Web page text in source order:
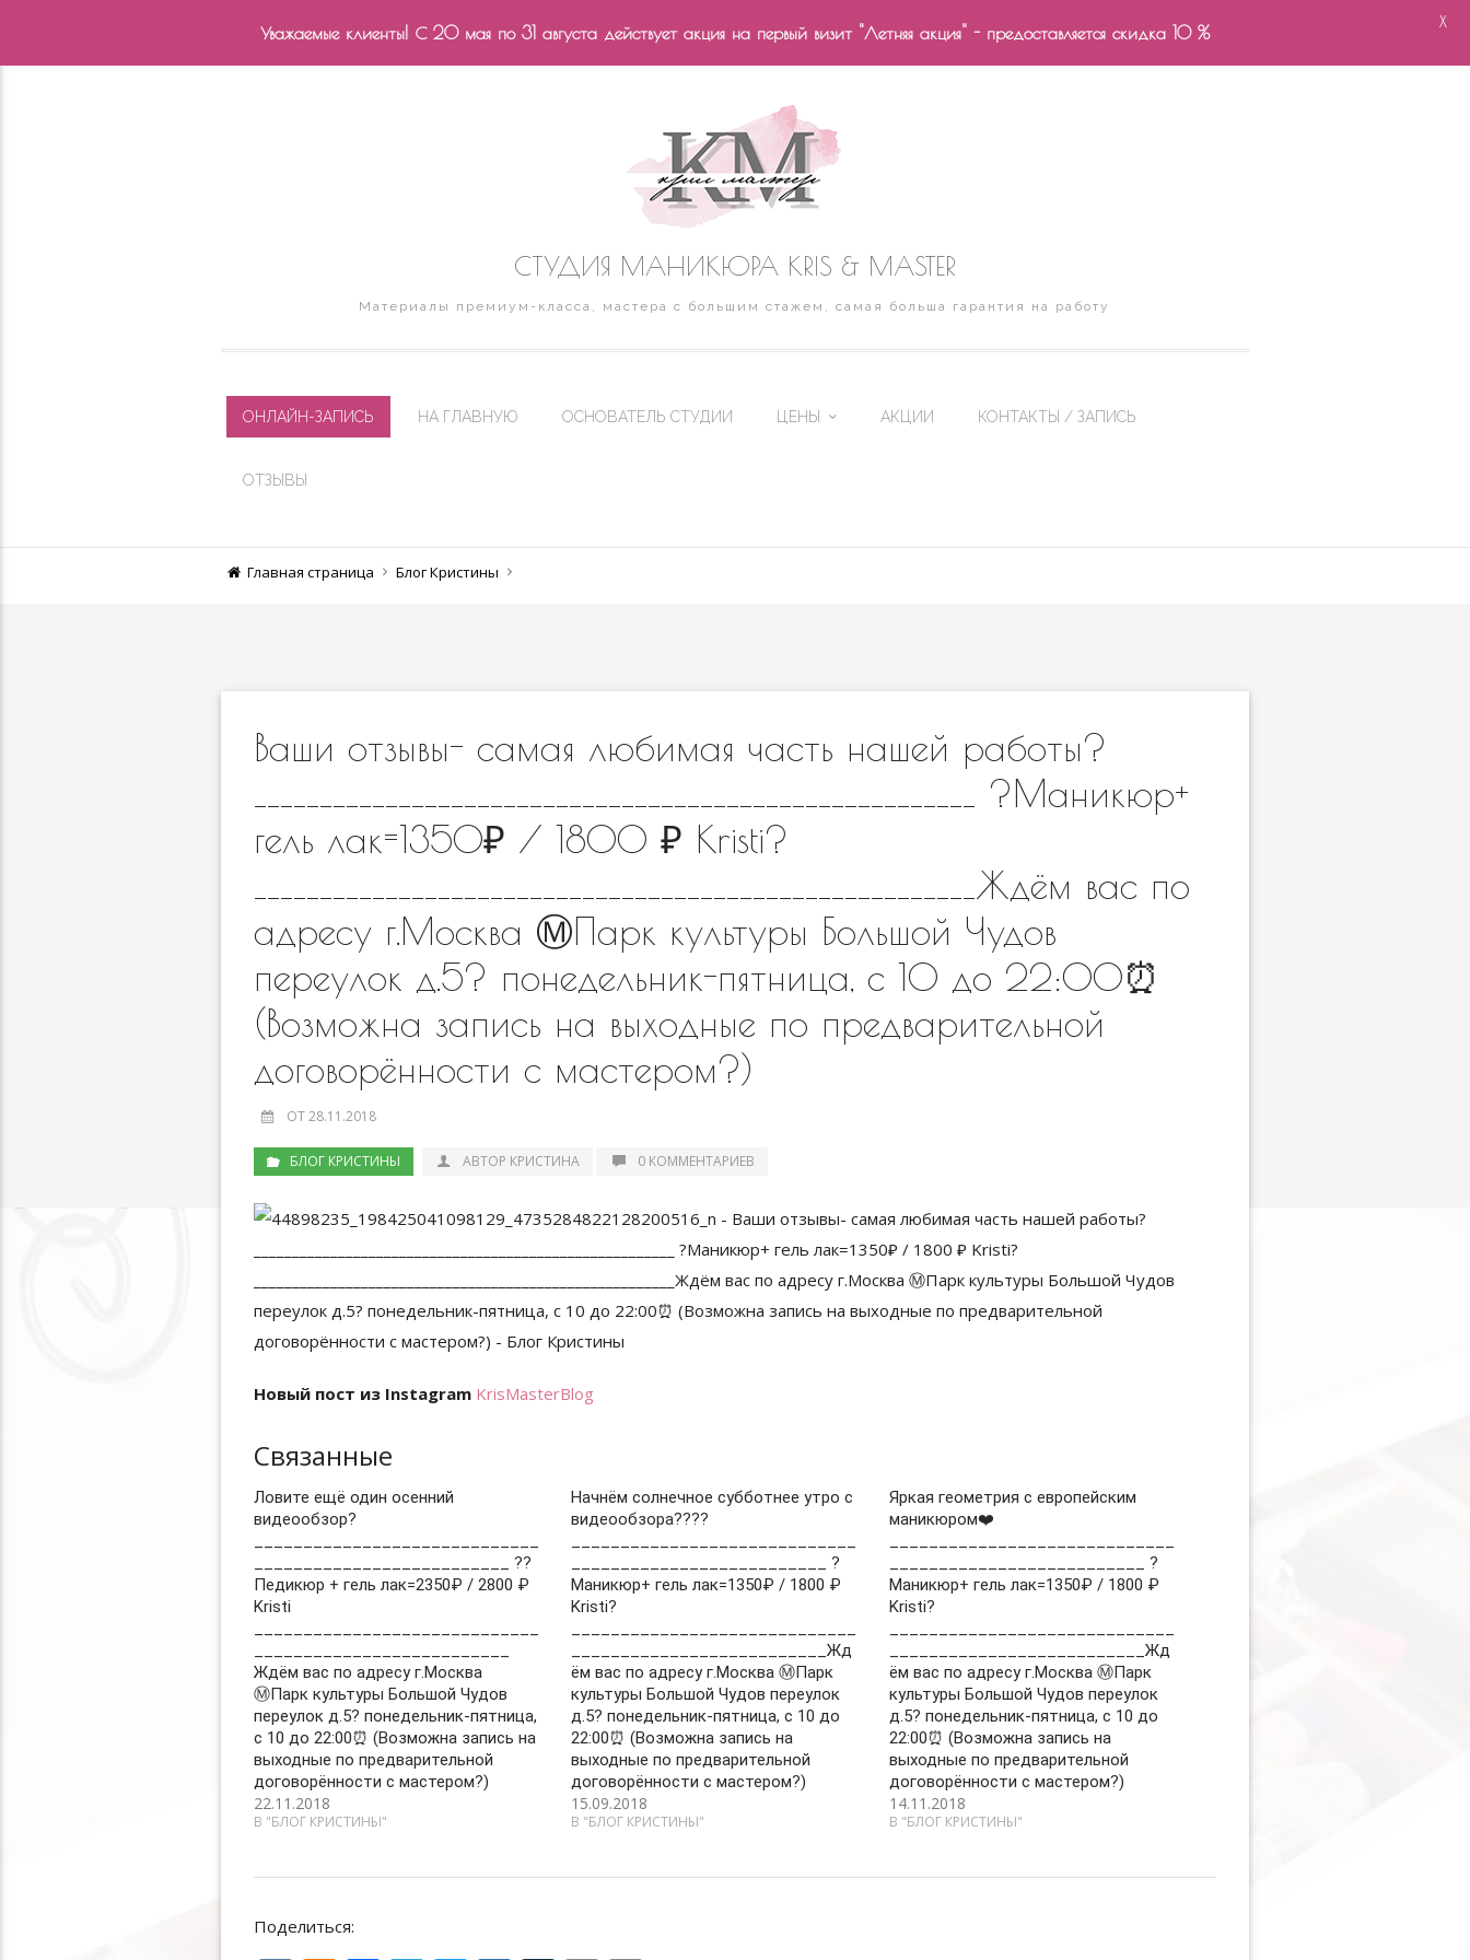
СТУДИЯ МАНИКЮРА KRIS & MASTER
Материалы премиум-класса, мастера с большим стажем, самая больша гарантия на работу
ОНЛАЙН-ЗАПИСЬ НА ГЛАВНУЮ ОСНОВАТЕЛЬ СТУДИИ ЦЕНЫ АКЦИИ КОНТАКТЫ / ЗАПИСЬ
ОТЗЫВЫ
Главная страница Блог Кристины
Ваши отзывы- самая любимая часть нашей работы?
_______________________________________________________ ?Маникюр+
гель лак=1350₽ / 1800 ₽ Kristi?
_______________________________________________________Ждём вас по
адресу г.Москва Ⓜ️Парк культуры Большой Чудов
переулок д.5? понедельник-пятница, с 10 до 22:00⏰
(Возможна запись на выходные по предварительной
договорённости с мастером?)
ОТ 28.11.2018
БЛОГ КРИСТИНЫ АВТОР КРИСТИНА 0 КОММЕНТАРИЕВ
Новый пост из Instagram KrisMasterBlog
Связанные
Ловите ещё один осенний
видеообзор?
__________________________ ??
Педикюр + гель лак=2350₽ / 2800 ₽
Kristi
Ждём вас по адресу г.Москва
Ⓜ️Парк культуры Большой Чудов
переулок д.5? понедельник-пятница,
с 10 до 22:00⏰ (Возможна запись на
выходные по предварительной
договорённости с мастером?)
22.11.2018
В "БЛОГ КРИСТИНЫ"
Начнём солнечное субботнее утро с
видеообзора????
__________________________ ?
Маникюр+ гель лак=1350₽ / 1800 ₽
Kristi?
__________________________Жд
ём вас по адресу г.Москва Ⓜ️Парк
культуры Большой Чудов переулок
д.5? понедельник-пятница, с 10 до
22:00⏰ (Возможна запись на
выходные по предварительной
договорённости с мастером?)
15.09.2018
В "БЛОГ КРИСТИНЫ"
Яркая геометрия с европейским
маникюром❤️
__________________________ ?
Маникюр+ гель лак=1350₽ / 1800 ₽
Kristi?
__________________________Жд
ём вас по адресу г.Москва Ⓜ️Парк
культуры Большой Чудов переулок
д.5? понедельник-пятница, с 10 до
22:00⏰ (Возможна запись на
выходные по предварительной
договорённости с мастером?)
14.11.2018
В "БЛОГ КРИСТИНЫ"
Поделиться:
Уважаемые клиенты! С 20 мая по 31 августа действует акция на первый визит "Летняя акция" - предоставляется скидка 10 %
X